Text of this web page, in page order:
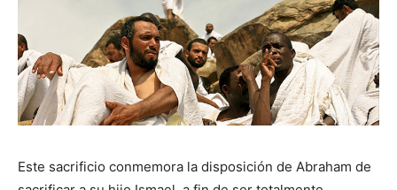
Este sacrificio conmemora la disposición de Abraham de